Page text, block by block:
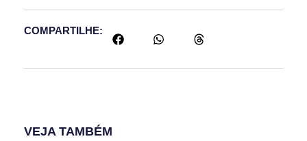
COMPARTILHE:
VEJA TAMBÉM